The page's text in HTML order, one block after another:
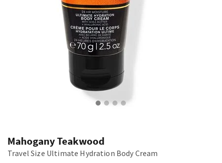
Mahogany Teakwood
Travel Size Ultimate Hydration Body Cream